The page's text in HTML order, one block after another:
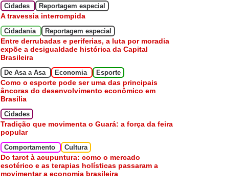
Cidades Reportagem especial
A travessia interrompida
Cidadania Reportagem especial
Entre derrubadas e periferias, a luta por moradia
expõe a desigualdade histórica da Capital
Brasileira
De Asa a Asa Economia Esporte
Como o esporte pode ser uma das principais
âncoras do desenvolvimento econômico em
Brasília
Cidades
Tradição que movimenta o Guará: a força da feira
popular
Comportamento Cultura
Do tarot à acupuntura: como o mercado
esotérico e as terapias holísticas passaram a
movimentar a economia brasileira